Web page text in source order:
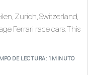
Zurich, Switzerland,
Ferrari race cars. This
DE LECTURA: 1 MINUTO